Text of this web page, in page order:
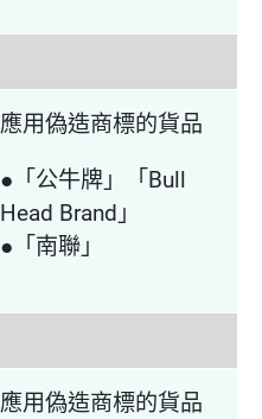
應用偽造商標的貨品
●「公牛牌」「Bull
Head Brand」
●「南聯」
應用偽造商標的貨品